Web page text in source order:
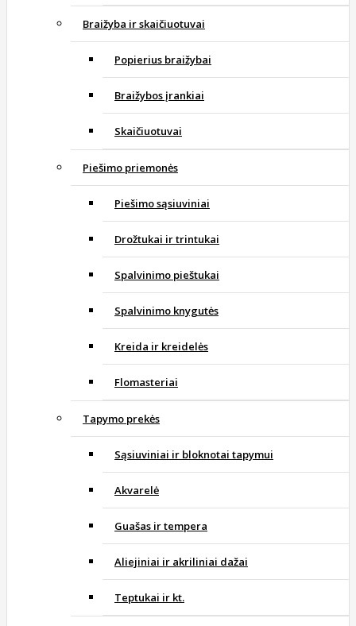
Braižyba ir skaičiuotuvai
Popierius braižybai
Braižybos įrankiai
Skaičiuotuvai
Piešimo priemonės
Piešimo sąsiuviniai
Drožtukai ir trintukai
Spalvinimo pieštukai
Spalvinimo knygutės
Kreida ir kreidelės
Flomasteriai
Tapymo prekės
Sąsiuviniai ir bloknotai tapymui
Akvarelė
Guašas ir tempera
Aliejiniai ir akriliniai dažai
Teptukai ir kt.